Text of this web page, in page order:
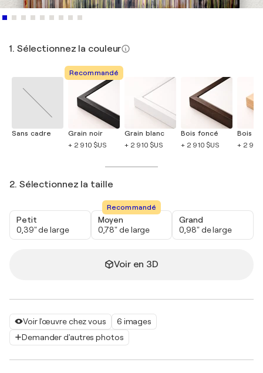
Voir l'œuvre chez vous
6 images
Demander d'autres photos
1. Sélectionnez la couleur
Sans cadre
Recommandé
Grain noir
+ 2 910 $US
Grain blanc
+ 2 910 $US
Bois foncé
+ 2 910 $US
Bois
+ 2 910
2. Sélectionnez la taille
Petit
0,39" de large
Recommandé
Moyen
0,78" de large
Grand
0,98" de large
Voir en 3D